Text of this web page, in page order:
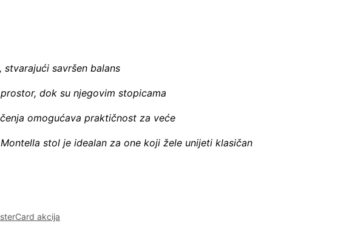
savršen balans
dok su njegovim stopicama
omogućava praktičnost za veće
stol je idealan za one koji žele unijeti klasičan
akcija